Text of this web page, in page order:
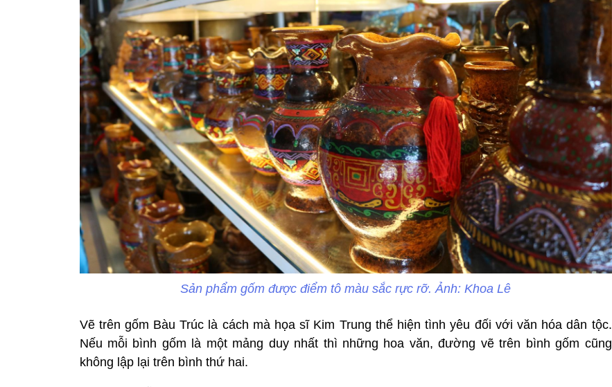
Sản phẩm gốm được điểm tô màu sắc rực rỡ. Ảnh: Khoa Lê
Vẽ trên gốm Bàu Trúc là cách mà họa sĩ Kim Trung thể hiện tình yêu đối với văn hóa dân tộc.
Nếu mỗi bình gốm là một mảng duy nhất thì những hoa văn, đường vẽ trên bình gốm cũng
không lập lại trên bình thứ hai.